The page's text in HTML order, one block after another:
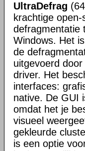
UltraDefrag
krachtige open-
defragmentatie
Windows. Het
de
uitgevoerd
driver. Het
interfaces:
native. De GUI
omdat het je
visueel
gekleurde
is een optie